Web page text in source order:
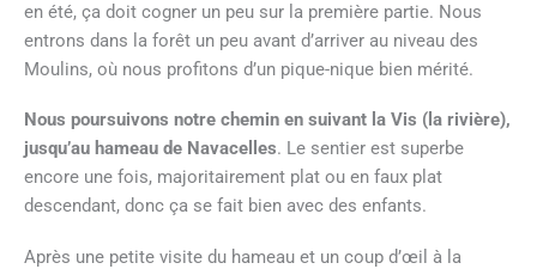
en été, ça doit cogner un peu sur la première partie. Nous
entrons dans la forêt un peu avant d’arriver au niveau des
Moulins, où nous profitons d’un pique-nique bien mérité.
Nous poursuivons notre chemin en suivant la Vis (la rivière),
jusqu’au hameau de Navacelles. Le sentier est superbe
encore une fois, majoritairement plat ou en faux plat
descendant, donc ça se fait bien avec des enfants.
Après une petite visite du hameau et un coup d’œil à la